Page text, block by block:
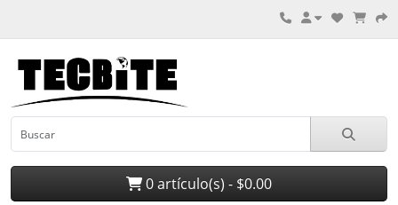
0 artículo(s) - $0.00